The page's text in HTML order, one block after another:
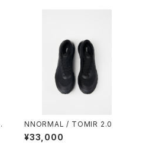
NNORMAL / TOMIR 2.0
¥33,000